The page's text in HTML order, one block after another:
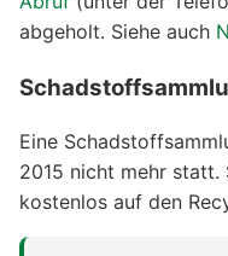
abgeholt. Siehe auch
Eine
2015 nicht mehr statt.
kostenlos auf den